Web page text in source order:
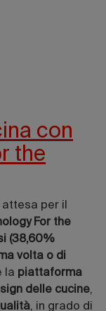
con
the
per il
For the
(38,60%
volta o di
la piattaforma
delle cucine,
, in grado di